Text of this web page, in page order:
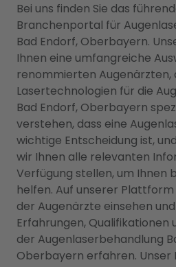
Bei uns finden Sie das
Branchenportal für
Bad Endorf, Oberbayern.
Ihnen eine umfangreiche
renommierten Augenärzten,
Lasertechnologien für die
Bad Endorf, Oberbayern
verstehen, dass eine
wichtige Entscheidung ist,
wir Ihnen alle relevanten
Verfügung stellen, um Ihnen
helfen. Auf unserer Plattform
der Augenärzte einsehen
Erfahrungen, Qualifikationen
der Augenlaserbehandlung
Oberbayern erfahren.